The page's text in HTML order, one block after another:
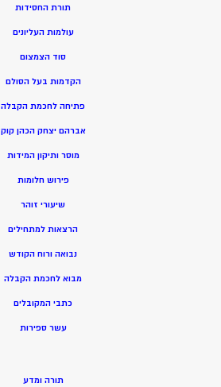
תורת החסידות
עולמות העליונים
סוד הצמצום
הקדמות בעל הסולם
פתיחה לחכמת הקבלה
אברהם יצחק הכהן קוק
מוסר ותיקון המידות
פירוש חלומות
שיעורי זוהר
הרצאות למתחילים
נבואה ורוח הקודש
מבוא לחכמת הקבלה
כתבי המקובלים
עשר ספירות
תורה ומדע